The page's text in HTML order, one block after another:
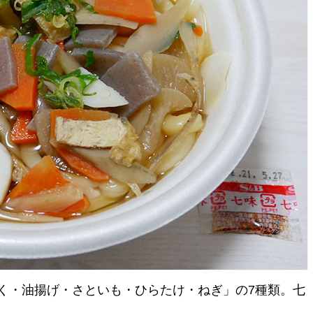
・油揚げ・さといも・ひらたけ・ねぎ」の7種類。七